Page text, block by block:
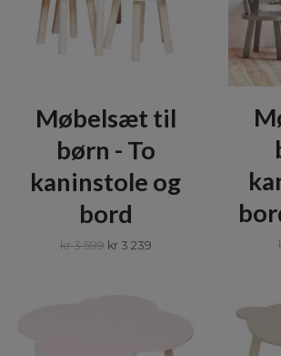
Møbelsæt til
børn - To
kaninstole og
bord
kr 3 599 kr 3 239